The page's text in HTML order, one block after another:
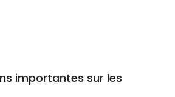
importantes sur les